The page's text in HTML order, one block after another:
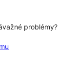
problémy?